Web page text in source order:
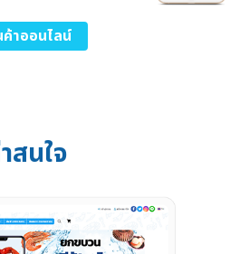
ค้าออนไลน์
สนใจ